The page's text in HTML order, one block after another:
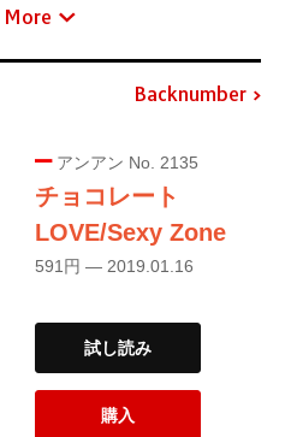
Backnumber
アンアン No. 2135
チョコレート
LOVE/Sexy Zone
591円 — 2019.01.16
試し読み
購入